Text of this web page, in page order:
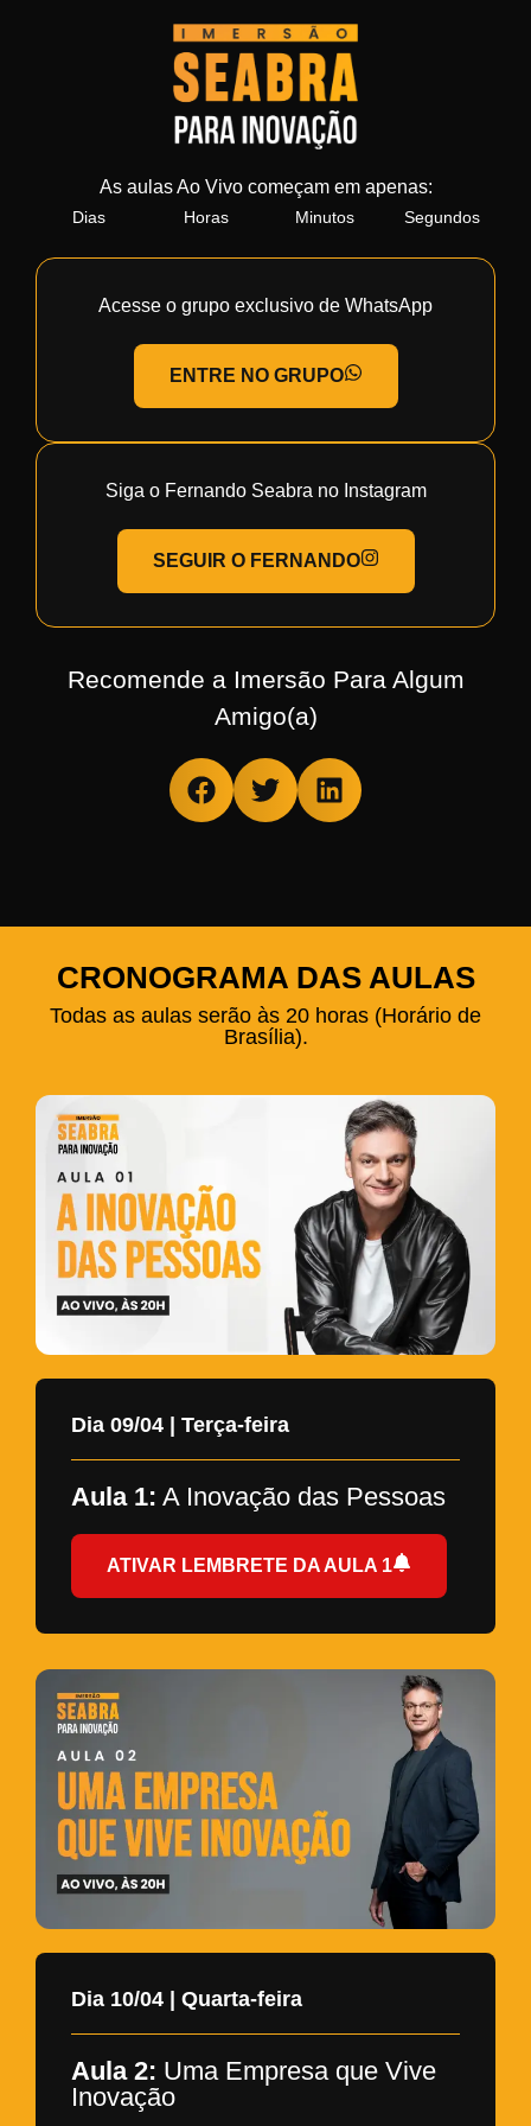
As aulas Ao Vivo começam em apenas:
Dias Horas Minutos Segundos
Acesse o grupo exclusivo de WhatsApp
ENTRE NO GRUPO
Siga o Fernando Seabra no Instagram
SEGUIR O FERNANDO
Recomende a Imersão Para Algum
Amigo(a)
CRONOGRAMA DAS AULAS
Todas as aulas serão às 20 horas (Horário de
Brasília).
Dia 09/04 | Terça-feira
Aula 1: A Inovação das Pessoas
ATIVAR LEMBRETE DA AULA 1
Dia 10/04 | Quarta-feira
Aula 2: Uma Empresa que Vive
Inovação